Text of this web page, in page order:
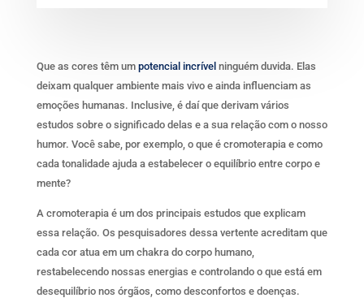
Que as cores têm um potencial incrívelninguém duvida. Elas
deixam qualquer ambiente mais vivo e ainda influenciam as
emoções humanas. Inclusive, é daí que derivam vários
estudos sobre o significado delas e a sua relação com o nosso
humor. Você sabe, por exemplo, o que é cromoterapia e como
cada tonalidade ajuda a estabelecer o equilíbrio entre corpo e
mente?
A cromoterapia é um dos principais estudos que explicam
essa relação. Os pesquisadores dessa vertente acreditam que
cada cor atua em um chakra do corpo humano,
restabelecendo nossas energias e controlando o que está em
desequilíbrio nos órgãos, como desconfortos e doenças.